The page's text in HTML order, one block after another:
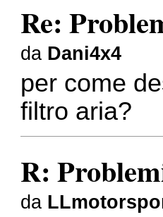
Re:
da Dani4x4
per come
filtro aria?
R:
da